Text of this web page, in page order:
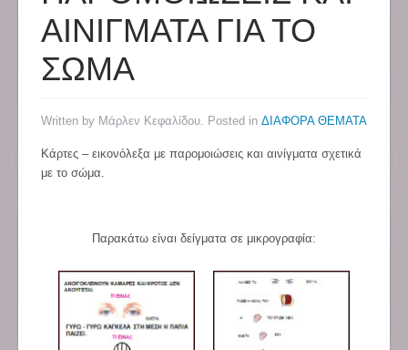
ΑΙΝΙΓΜΑΤΑ ΓΙΑ ΤΟ
ΣΩΜΑ
Written by Μάρλεν Κεφαλίδου. Posted in ΔΙΑΦΟΡΑ ΘΕΜΑΤΑ
Κάρτες – εικονόλεξα με παρομοιώσεις και αινίγματα σχετικά
με το σώμα.
Παρακάτω είναι δείγματα σε μικρογραφία: